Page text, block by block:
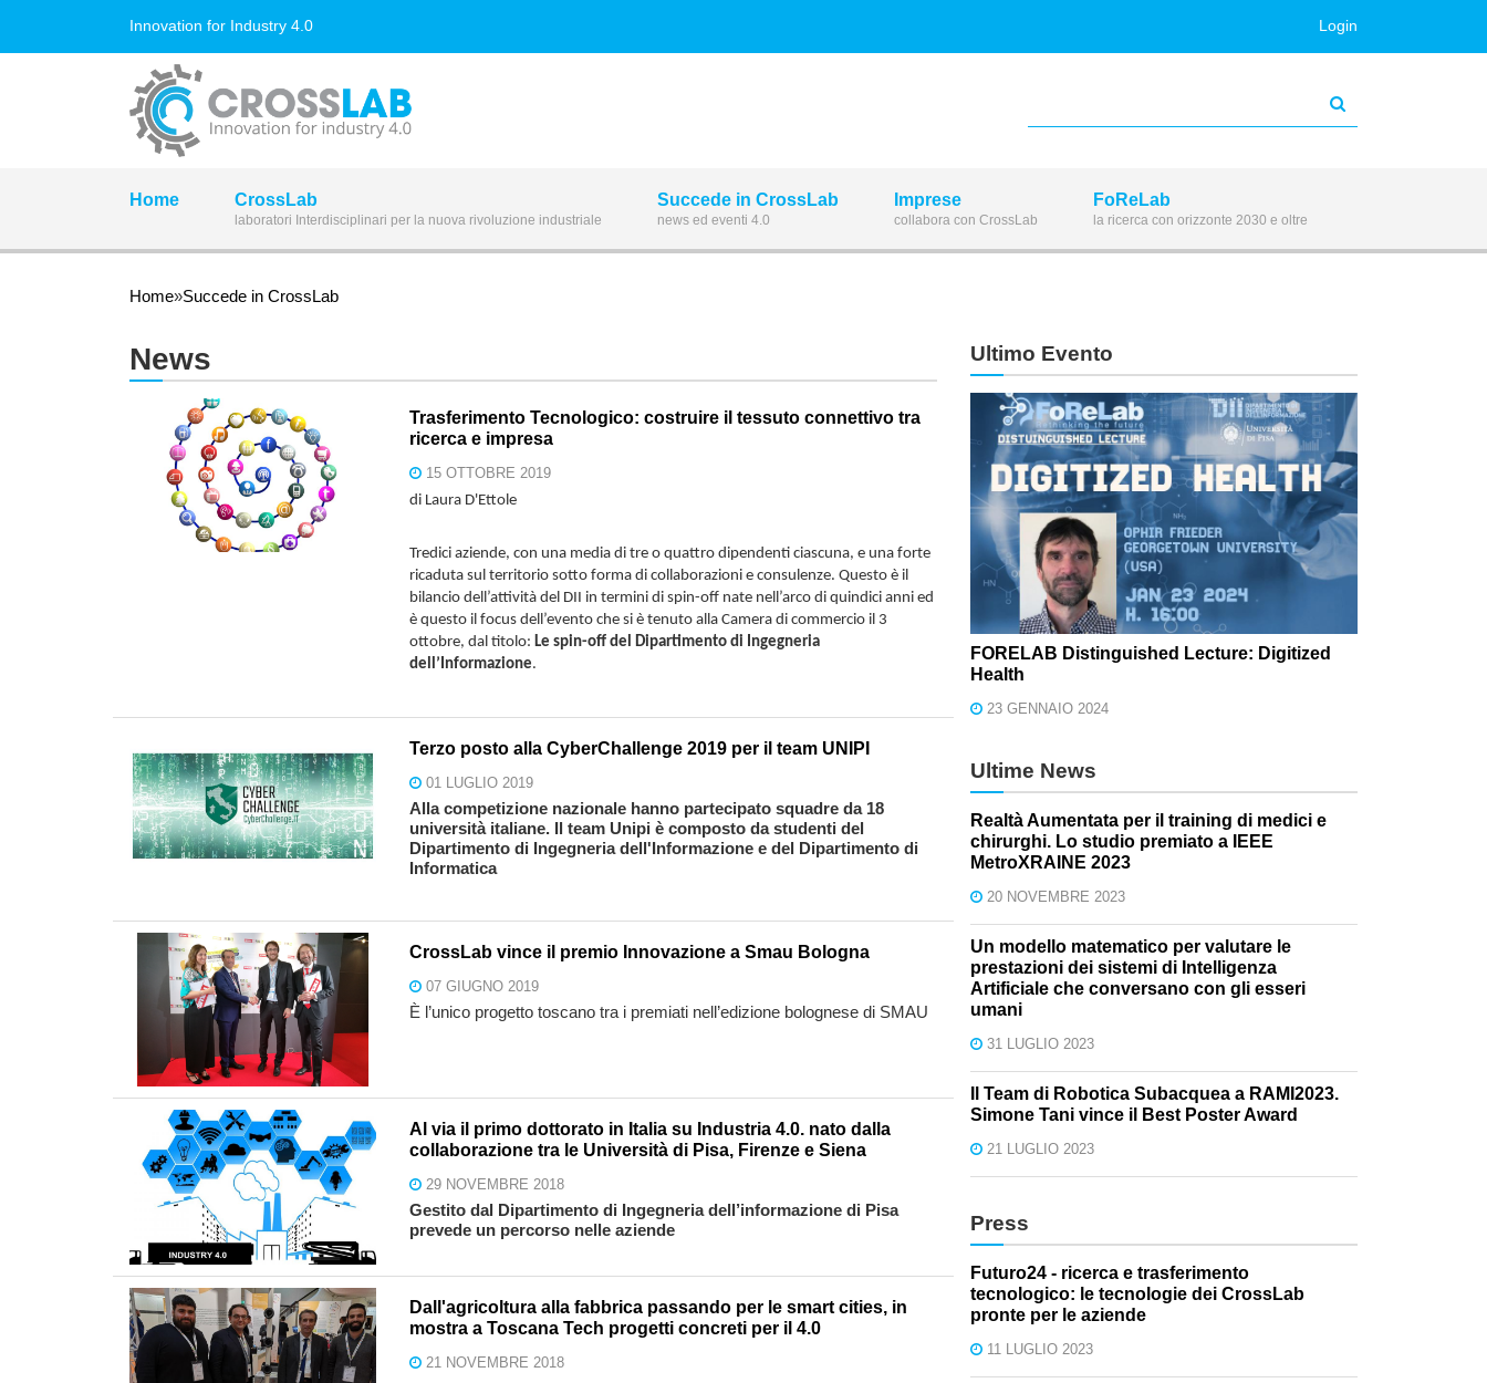
Innovation for Industry 4.0 Login
Home CrossLab
laboratori Interdisciplinari per la nuova rivoluzione industriale
Succede in CrossLab
news ed eventi 4.0
Imprese
collabora con CrossLab
FoReLab
la ricerca con orizzonte 2030 e oltre
Tu sei qui
Home»Succede in CrossLab
News
Trasferimento Tecnologico: costruire il tessuto connettivo tra
ricerca e impresa
15 OTTOBRE 2019
di Laura D'Ettole
Tredici aziende, con una media di tre o quattro dipendenti ciascuna, e una forte
ricaduta sul territorio sotto forma di collaborazioni e consulenze. Questo è il
bilancio dell’attività del DII in termini di spin-off nate nell’arco di quindici anni ed
è questo il focus dell’evento che si è tenuto alla Camera di commercio il 3
ottobre, dal titolo: Le spin-off del Dipartimento di Ingegneria
dell’Informazione.
Terzo posto alla CyberChallenge 2019 per il team UNIPI
01 LUGLIO 2019
Alla competizione nazionale hanno partecipato squadre da 18
università italiane. Il team Unipi è composto da studenti del
Dipartimento di Ingegneria dell'Informazione e del Dipartimento di
Informatica
CrossLab vince il premio Innovazione a Smau Bologna
07 GIUGNO 2019
È l’unico progetto toscano tra i premiati nell’edizione bolognese di SMAU
Al via il primo dottorato in Italia su Industria 4.0. nato dalla
collaborazione tra le Università di Pisa, Firenze e Siena
29 NOVEMBRE 2018
Gestito dal Dipartimento di Ingegneria dell’informazione di Pisa
prevede un percorso nelle aziende
Dall'agricoltura alla fabbrica passando per le smart cities, in
mostra a Toscana Tech progetti concreti per il 4.0
21 NOVEMBRE 2018
Ultimo Evento
FORELAB Distinguished Lecture: Digitized
Health
23 GENNAIO 2024
Ultime News
Realtà Aumentata per il training di medici e
chirurghi. Lo studio premiato a IEEE
MetroXRAINE 2023
20 NOVEMBRE 2023
Un modello matematico per valutare le
prestazioni dei sistemi di Intelligenza
Artificiale che conversano con gli esseri
umani
31 LUGLIO 2023
Il Team di Robotica Subacquea a RAMI2023.
Simone Tani vince il Best Poster Award
21 LUGLIO 2023
Press
Futuro24 - ricerca e trasferimento
tecnologico: le tecnologie dei CrossLab
pronte per le aziende
11 LUGLIO 2023